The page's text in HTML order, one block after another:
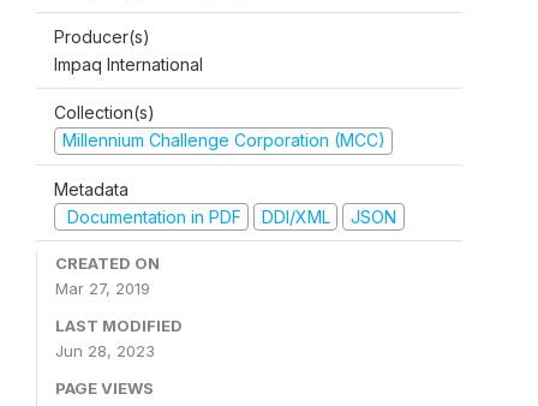
Producer(s)
Impaq International
Collection(s)
Millennium Challenge Corporation (MCC)
Metadata
Documentation in PDF
DDI/XML JSON
CREATED ON
Mar 27, 2019
LAST MODIFIED
Jun 28, 2023
PAGE VIEWS